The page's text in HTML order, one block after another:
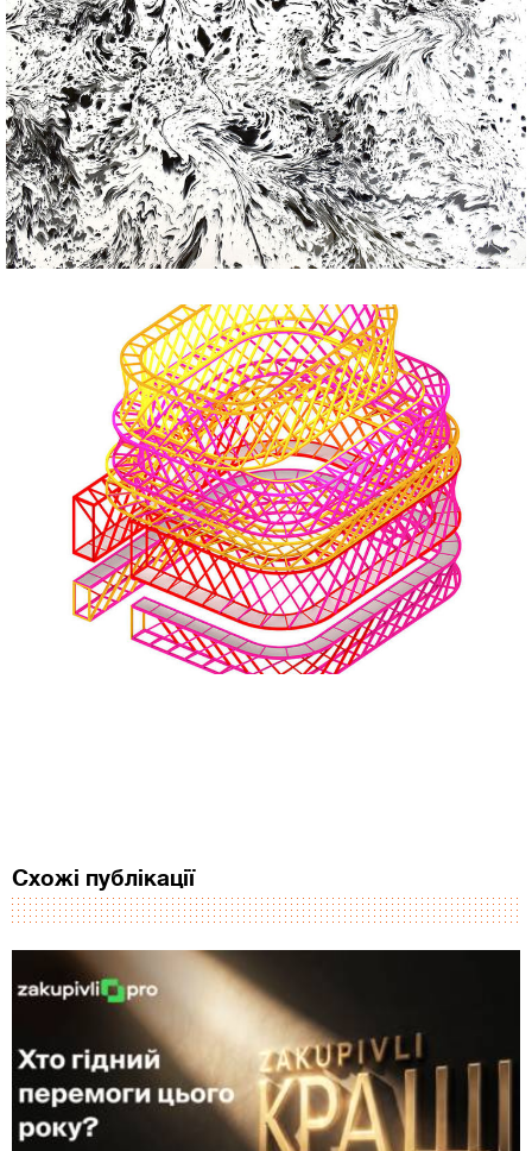
Схожі публікації